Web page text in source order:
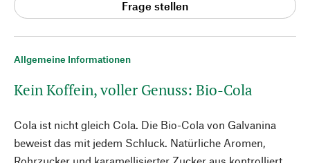
Allgemeine Informationen
Kein Koffein, voller Genuss: Bio-Cola
Cola ist nicht gleich Cola. Die Bio-Cola von Galvanina
beweist das mit jedem Schluck. Natürliche Aromen,
Frage stellen